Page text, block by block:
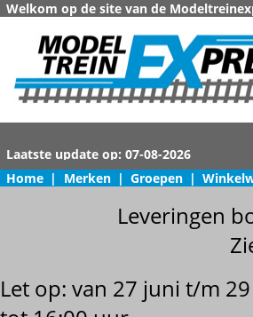
Welkom op de site van de
Home | Merken | Groepen |
Leveringen
Let op: van 27 juni t/m